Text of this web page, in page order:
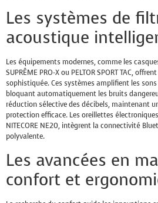
Les systèmes de
acoustique
Les équipements modernes, comme les
SUPRÊME PRO-X ou PELTOR SPORT TAC,
sophistiquée. Ces systèmes amplifient les
bloquant automatiquement les bruits
réduction sélective des décibels, maintenant
protection efficace. Les oreillettes
NITECORE NE20, intègrent la connectivité
polyvalente.
Les avancées en
confort et